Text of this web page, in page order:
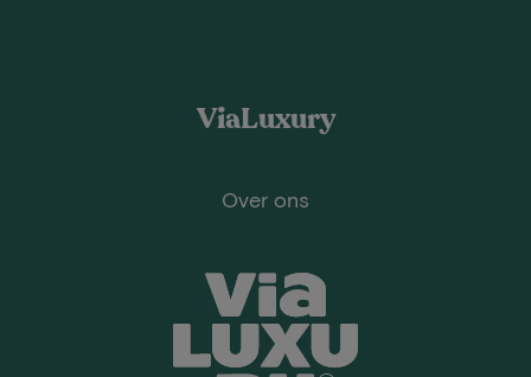
ViaLuxury
Over ons